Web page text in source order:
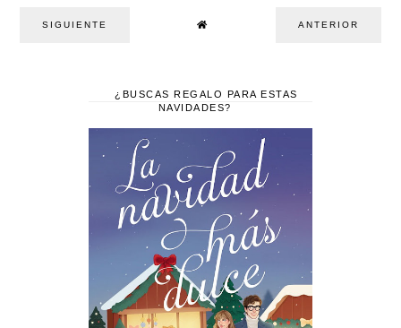
SIGUIENTE ANTERIOR
¿BUSCAS REGALO PARA ESTAS
NAVIDADES?